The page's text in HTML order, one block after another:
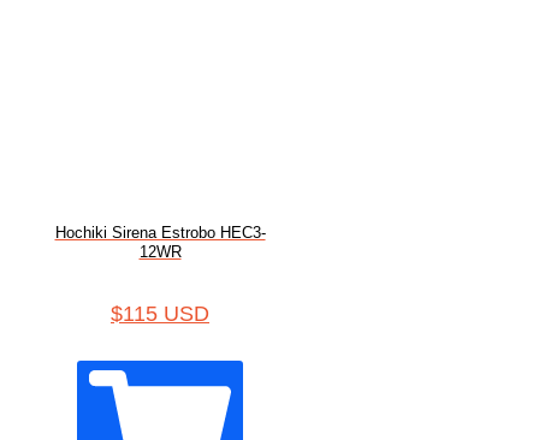
Hochiki Sirena Estrobo HEC3-
12WR
$115 USD